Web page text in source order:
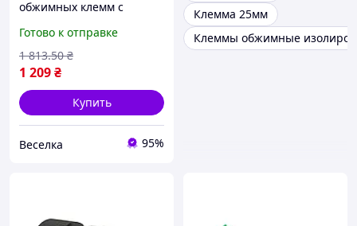
обжимных клемм с
проводов 0.5-4 мм2 для
электрических работ
FLAME
Готово к отправке
1 209₴
1 813.50 ₴
Купить
Веселка 95%
Клемма 25мм
Клеммы обжимные